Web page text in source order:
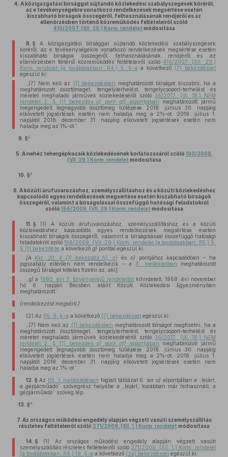
4. A közigazgatási bírsággal sújtandó közlekedési szabályszegések köréről,
az e tevékenységekre vonatkozó rendelkezések megsértése esetén
kiszabható bírságok összegéről, felhasználásának rendjéről és az
ellenőrzésben történő közreműködés feltételeiről szóló
410/2007. (XII. 29.) Korm. rendelet módosítása
8. § A közigazgatási bírsággal sújtandó közlekedési szabályszegések
köréről, az e tevékenységekre vonatkozó rendelkezések megsértése esetén
kiszabható bírságok összegéről, felhasználásának rendjéről és az
ellenőrzésben történő közreműködés feltételeiről szóló410/2007. (XII. 29.)
Korm. rendelet (a továbbiakban: R4.) 5. §-a a következő (7) bekezdéssel
egészül ki:
„(7) Nem kell az
(1) bekezdésben meghatározott bírságot kiszabni, ha a
meghatározott össztömeget, tengelyterhelést, tengelycsoport-terhelést és
méretet meghaladó járművek közlekedéséről szóló36/2017. (IX. 18.) NFM
rendelet 2. § (1) bekezdésa) pont af) alpontjában meghatározott jármű
megengedett legnagyobb össztömeg túllépése 2018. június 30. napjáig
elkövetett jogsértések esetén nem haladja meg a 2%-ot, 2018. július 1.
napjától 2018. december 31. napjáig elkövetett jogsértések esetén nem
haladja meg az 1%-ot.”
9. §2
5. A nehéz tehergépkocsik közlekedésének korlátozásáról szóló 190/2008.
(VII. 29.) Korm. rendelet módosítása
10. §3
6. A közúti árufuvarozáshoz, személyszállításhoz és a közúti közlekedéshez
kapcsolódó egyes rendelkezések megsértése esetén kiszabható bírságok
összegéről, valamint a bírságolással összefüggő hatósági feladatokról
szóló 156/2009. (VII. 29.) Korm. rendelet módosítása
11. § (1)
A közúti árufuvarozáshoz, személyszállításhoz és a közúti
közlekedéshez kapcsolódó egyes rendelkezések megsértése esetén
kiszabható bírságok összegéről, valamint a bírságolással összefüggő hatósági
feladatokról szóló156/2009. (VII. 29.) Korm. rendelet (a továbbiakban: R5.) 9.
§ (1) bekezdése a következő g) ponttal egészül ki:
[AKkt. 20. § (1) bekezdés h), n) és o) pontjához kapcsolódóan – ha
jogszabály eltérően nem rendelkezik – a 8. mellékletben meghatározott
összegű bírságot köteles fizetni az, aki]
g) a1980. évi 3. törvényerejű rendelettel kihirdetett, 1968. évi november
hó 8. napján Bécsben aláírt Közúti Közlekedési Egyezményben
meghatározott”
(rendelkezést megsérti.)
(2) Az R5. 9. §-a a következő (7) bekezdéssel egészül ki:
„(7) Nem kell az (1) bekezdésben meghatározott bírságot megfizetni, ha a
meghatározott össztömeget, tengelyterhelést, tengelycsoport-terhelést és
méretet meghaladó járművek közlekedéséről szóló36/2017. (IX. 18.) NFM
rendelet 2. § (1) bekezdésa) pont af) alpontjában meghatározott jármű
megengedett legnagyobb össztömeg túllépése 2018. június 30. napjáig
elkövetett jogsértések esetén nem haladja meg a 2%-ot, 2018. július 1.
napjától 2018. december 31. napjáig elkövetett jogsértések esetén nem
haladja meg az 1%-ot.”
12. § Az R5. 1. mellékletében foglalt táblázat 6. sor a) alpontjában a „lejárt,
a gépjárműadó” szövegrész helyébe a „lejárt, korábban már felhasznált, a
gépjárműadó” szöveg lép.
13. §4
7. Az országos működési engedély alapján végzett vasúti személyszállítás
részletes feltételeiről szóló 271/2009. (XII. 1.) Korm. rendelet módosítása
14. § (1)
Az országos működési engedély alapján végzett vasúti
személyszállítás részletes feltételeiről szóló 271/2009. (XII. 1.) Korm. rendelet
(a továbbiakban: R6.) 18. §-a a következő (2a) bekezdéssel egészül ki: